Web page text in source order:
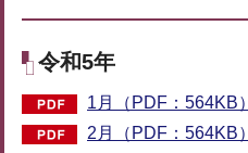
令和5年
1月（PDF：564KB）
2月（PDF：564KB）